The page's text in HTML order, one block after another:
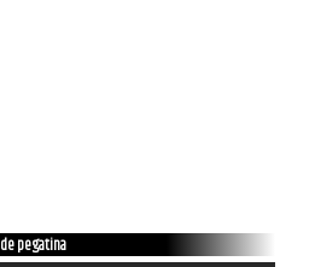
pegatina